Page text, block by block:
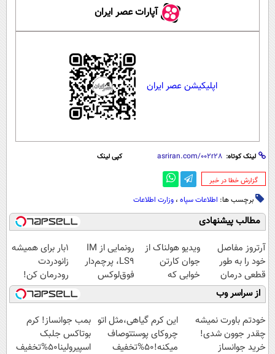
آپارات عصر ایران
اپلیکیشن عصر ایران
لینک کوتاه: کپی لینک
‌گزارش خطا در خبر
برچسب ها: اطلاعات سپاه ، وزارت اطلاعات
مطالب پیشنهادی
آرتروز مفاصل
خود را به طور
قطعی درمان
کنید!
◗پرسش‌نامه◖
ویدیو هولناک از
جوان کارتن
خوابی که
میلیاردر شد.
آموزش رایگان
رونمایی از IM
LS9، پرچم‌دار
فوق‌لوکس
EREV وارد بازار
ایران شد
1بار برای همیشه
زانودردت
رودرمان کن!
(تکنولوژی آلمان)
◂پرسشنامه▸
از سراسر وب
خودتم باورت نمیشه
چقدر جوون شدی!
خرید جوانساز
این کرم گیاهی،مثل اتو
چروکای پوستتوصاف
میکنه!50%تخفیف
بمب جوانساز! کرم
بوتاکس جلبک
اسپیرولینا50%تخفیف